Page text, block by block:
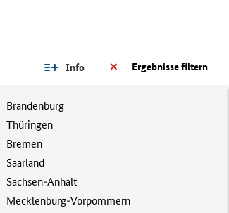
Ergebnisse filtern
Info
Brandenburg
Thüringen
Bremen
Saarland
Sachsen-Anhalt
Mecklenburg-Vorpommern